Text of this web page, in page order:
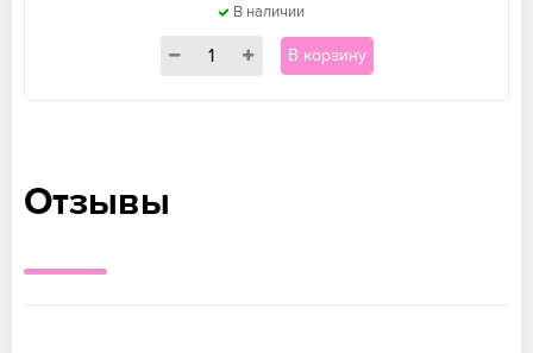
В наличии
В корзину
Отзывы